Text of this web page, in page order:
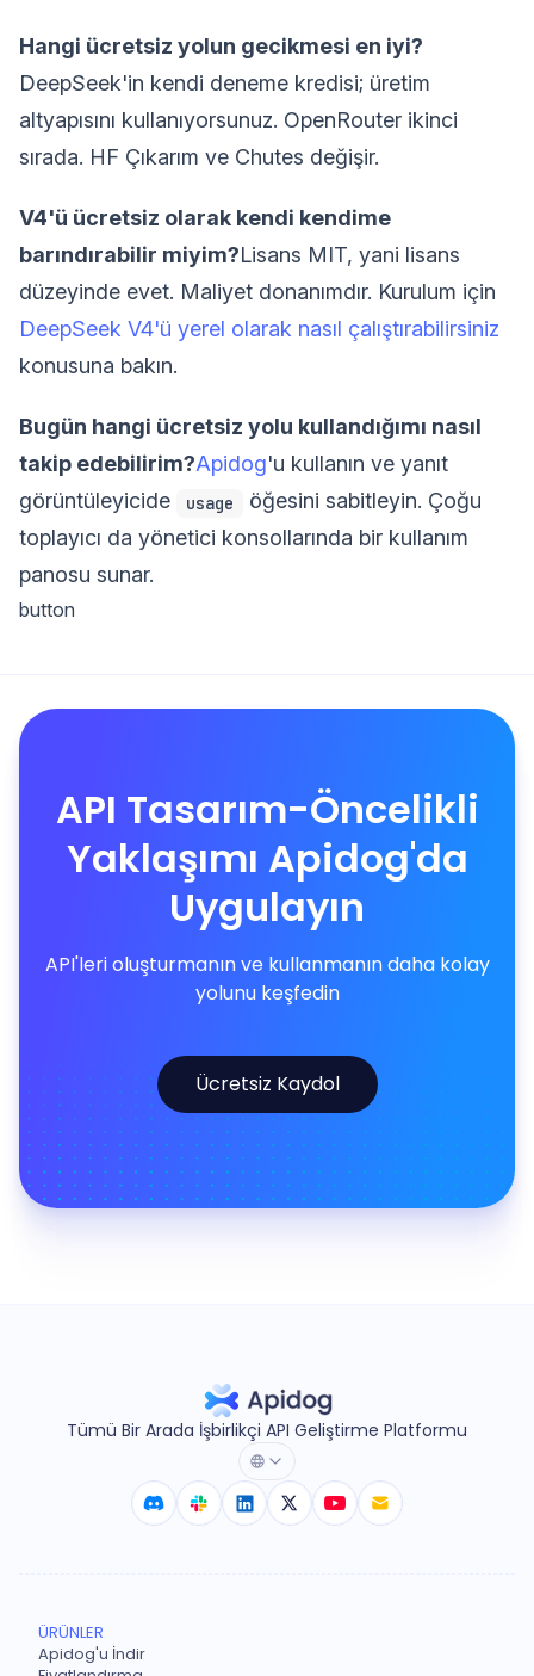
Hangi ücretsiz yolun gecikmesi en iyi?
DeepSeek'in kendi deneme kredisi; üretim
altyapısını kullanıyorsunuz. OpenRouter ikinci
sırada. HF Çıkarım ve Chutes değişir.
V4'ü ücretsiz olarak kendi kendime
barındırabilir miyim?Lisans MIT, yani lisans
düzeyinde evet. Maliyet donanımdır. Kurulum için
DeepSeek V4'ü yerel olarak nasıl çalıştırabilirsiniz
konusuna bakın.
Bugün hangi ücretsiz yolu kullandığımı nasıl
takip edebilirim?Apidog'u kullanın ve yanıt
görüntüleyicide
usage
öğesini sabitleyin. Çoğu
toplayıcı da yönetici konsollarında bir kullanım
panosu sunar.
button
API Tasarım-Öncelikli
Yaklaşımı Apidog'da
Uygulayın
API'leri oluşturmanın ve kullanmanın daha kolay
yolunu keşfedin
Ücretsiz Kaydol
Tümü Bir Arada İşbirlikçi API Geliştirme Platformu
ÜRÜNLER
Apidog'u İndir